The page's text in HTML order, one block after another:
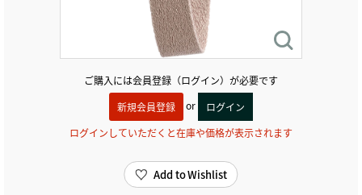
ご購入には会員登録（ログイン）が必要です
新規会員登録
or
ログイン
ログインしていただくと在庫や価格が表示されます
Add to Wishlist